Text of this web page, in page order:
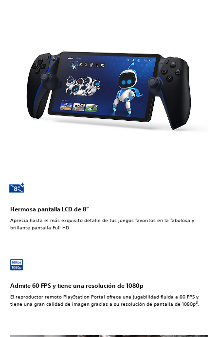
Hermosa pantalla LCD de 8”
Aprecia hasta el más exquisito detalle de tus juegos favoritos en la fabulosa y
brillante pantalla Full HD.
Admite 60 FPS y tiene una resolución de 1080p
El reproductor remoto PlayStation Portal ofrece una jugabilidad fluida a 60 FPS y
tiene una gran calidad de imagen gracias a su resolución de pantalla de 1080p3.